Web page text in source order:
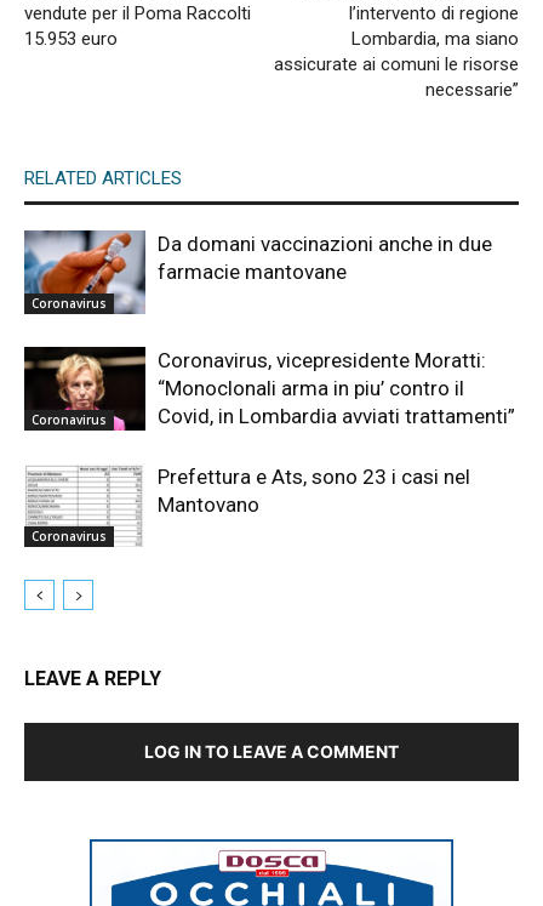
vendute per il Poma Raccolti
15.953 euro
l’intervento di regione
Lombardia, ma siano
assicurate ai comuni le risorse
necessarie”
RELATED ARTICLES
Coronavirus
Da domani vaccinazioni anche in due
farmacie mantovane
Coronavirus
Coronavirus, vicepresidente Moratti:
“Monoclonali arma in piu’ contro il
Covid, in Lombardia avviati trattamenti”
Coronavirus
Prefettura e Ats, sono 23 i casi nel
Mantovano
LEAVE A REPLY
LOG IN TO LEAVE A COMMENT